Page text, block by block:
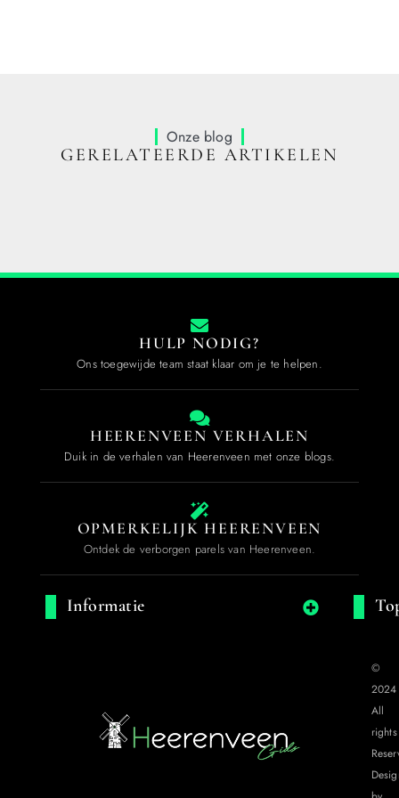
Onze blog
GERELATEERDE ARTIKELEN
HULP NODIG?
Ons toegewijde team staat klaar om je te helpen.
HEERENVEEN VERHALEN
Duik in de verhalen van Heerenveen met onze blogs.
OPMERKELIJK HEERENVEEN
Ontdek de verborgen parels van Heerenveen.
Informatie
©
2024
All
rights